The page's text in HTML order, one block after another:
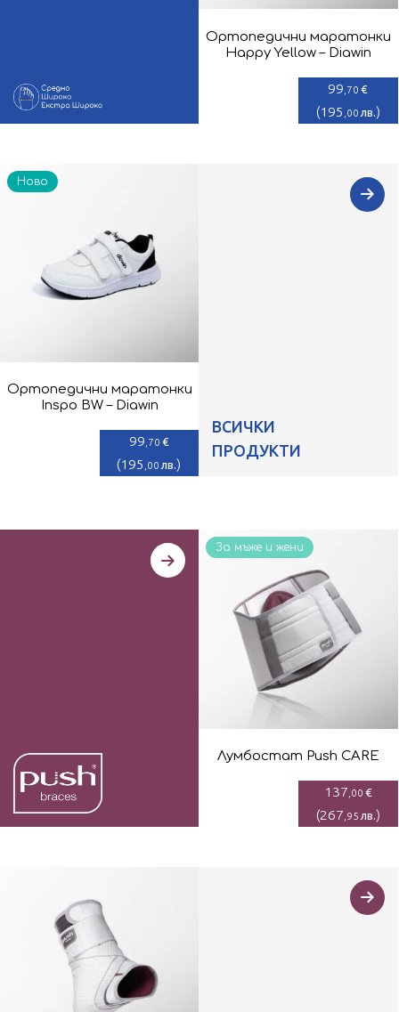
Ортопедични маратонки
Happy Yellow – Diawin
99 ,70 €
(195 ,00 лв.)
Ортопедични маратонки
Inspo BW – Diawin
99 ,70 €
(195 ,00 лв.)
Ново
ВСИЧКИ
ПРОДУКТИ
Лумбостaт Push CARE
137 ,00 €
(267 ,95 лв.)
За мъже и жени